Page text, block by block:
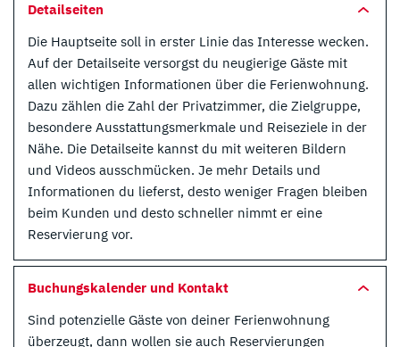
Detailseiten
Die Hauptseite soll in erster Linie das Interesse wecken.
Auf der Detailseite versorgst du neugierige Gäste mit
allen wichtigen Informationen über die Ferienwohnung.
Dazu zählen die Zahl der Privatzimmer, die Zielgruppe,
besondere Ausstattungsmerkmale und Reiseziele in der
Nähe. Die Detailseite kannst du mit weiteren Bildern
und Videos ausschmücken. Je mehr Details und
Informationen du lieferst, desto weniger Fragen bleiben
beim Kunden und desto schneller nimmt er eine
Reservierung vor.
Buchungskalender und Kontakt
Sind potenzielle Gäste von deiner Ferienwohnung
überzeugt, dann wollen sie auch Reservierungen